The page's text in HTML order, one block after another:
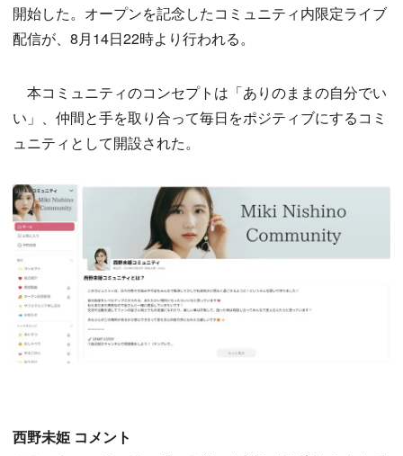
開始した。オープンを記念したコミュニティ内限定ライブ
配信が、8月14日22時より行われる。
本コミュニティのコンセプトは「ありのままの自分でい
い」、仲間と手を取り合って毎日をポジティブにするコミ
ュニティとして開設された。
西野未姫 コメント